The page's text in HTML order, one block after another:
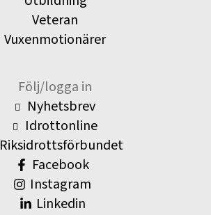
Veteran
Vuxenmotionärer
Följ/logga in
Nyhetsbrev
Idrottonline
Riksidrottsförbundet
Facebook
Instagram
Linkedin